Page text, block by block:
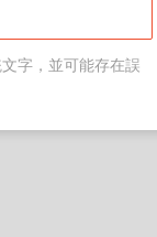
字，並可能存在誤